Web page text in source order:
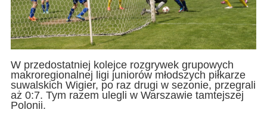
W przedostatniej kolejce rozgrywek grupowych
makroregionalnej ligi juniorów młodszych piłkarze
suwalskich Wigier, po raz drugi w sezonie, przegrali
aż 0:7. Tym razem ulegli w Warszawie tamtejszej
Polonii.